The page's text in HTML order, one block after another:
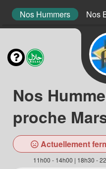
Nos Hummers Nos
Nos
proche
Actuellement
11h00 - 14h00 | 18h30 -